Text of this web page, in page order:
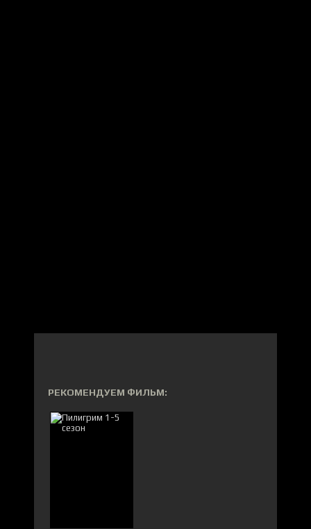
РЕКОМЕНДУЕМ ФИЛЬМ: